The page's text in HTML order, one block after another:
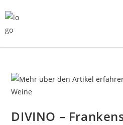
DIVINO –